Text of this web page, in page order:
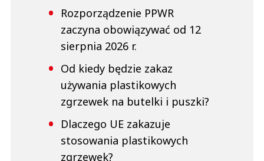
Rozporządzenie PPWR
zaczyna obowiązywać od 12
sierpnia 2026 r.
Od kiedy będzie zakaz
używania plastikowych
zgrzewek na butelki i puszki?
Dlaczego UE zakazuje
stosowania plastikowych
zgrzewek?